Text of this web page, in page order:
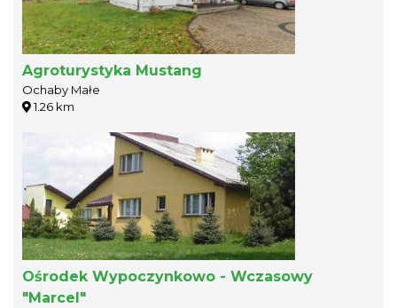
Agroturystyka Mustang
Ochaby Małe
1.26 km
Ośrodek Wypoczynkowo - Wczasowy
"Marcel"